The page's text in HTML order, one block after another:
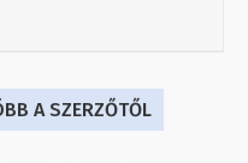
A SZERZŐTŐL